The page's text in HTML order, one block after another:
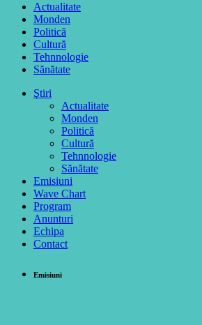
Actualitate
Monden
Politică
Cultură
Tehnnologie
Sănătate
Ştiri
Actualitate
Monden
Politică
Cultură
Tehnnologie
Sănătate
Emisiuni
Wave Chart
Program
Anunturi
Echipa
Contact
Emisiuni